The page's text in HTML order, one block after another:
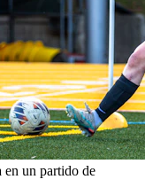
en un partido de